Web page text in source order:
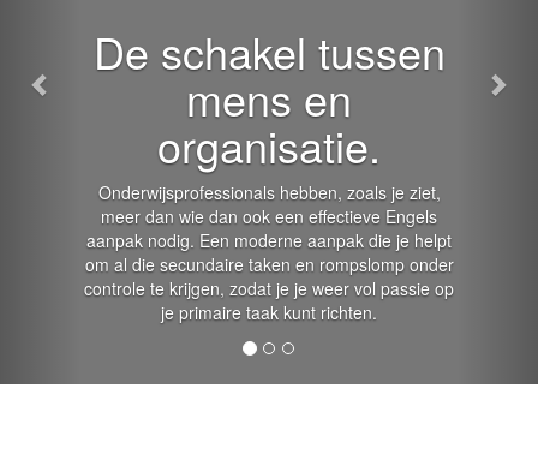
De schakel tussen
mens en
organisatie.
Onderwijsprofessionals hebben, zoals je ziet,
meer dan wie dan ook een effectieve Engels
aanpak nodig. Een moderne aanpak die je helpt
om al die secundaire taken en rompslomp onder
controle te krijgen, zodat je je weer vol passie op
je primaire taak kunt richten.